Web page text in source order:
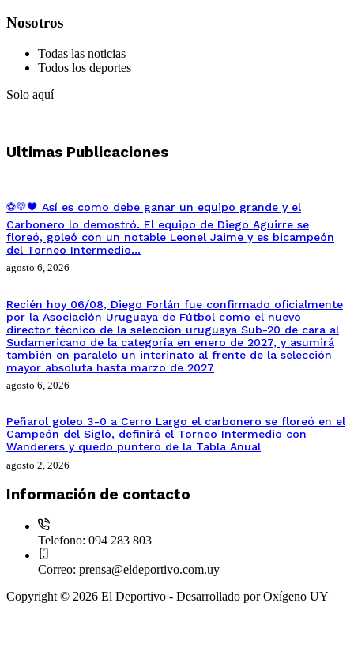
Nosotros
Todas las noticias
Todos los deportes
Solo aquí
Ultimas Publicaciones
⚽💛🖤 Así es como debe ganar un equipo grande y el
Carbonero lo demostró. El equipo de Diego Aguirre se
floreó, goleó con un notable Leonel Jaime y es bicampeón
del Torneo Intermedio…
agosto 6, 2026
Recién hoy 06/08, Diego Forlán fue confirmado oficialmente
por la Asociación Uruguaya de Fútbol como el nuevo
director técnico de la selección uruguaya Sub-20 de cara al
Sudamericano de la categoría en enero de 2027, y asumirá
también en paralelo un interinato al frente de la selección
mayor absoluta hasta marzo de 2027
agosto 6, 2026
Peñarol goleo 3-0 a Cerro Largo el carbonero se floreó en el
Campeón del Siglo, definirá el Torneo Intermedio con
Wanderers y quedo puntero de la Tabla Anual
agosto 2, 2026
Información de contacto
Telefono: 094 283 803
Correo: prensa@eldeportivo.com.uy
Copyright © 2026 El Deportivo - Desarrollado por Oxígeno UY